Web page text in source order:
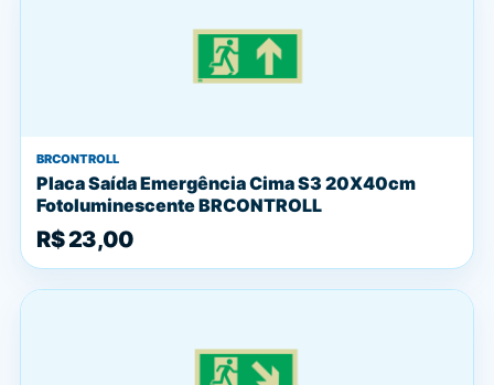
BRCONTROLL
Placa Saída Emergência Cima S3 20X40cm
Fotoluminescente BRCONTROLL
R$ 23,00